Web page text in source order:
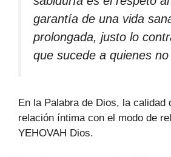
garantía de una vida
prolongada, justo lo
que sucede a quienes
En la Palabra de Dios, la calidad
relación íntima con el modo de
YEHOVAH Dios.